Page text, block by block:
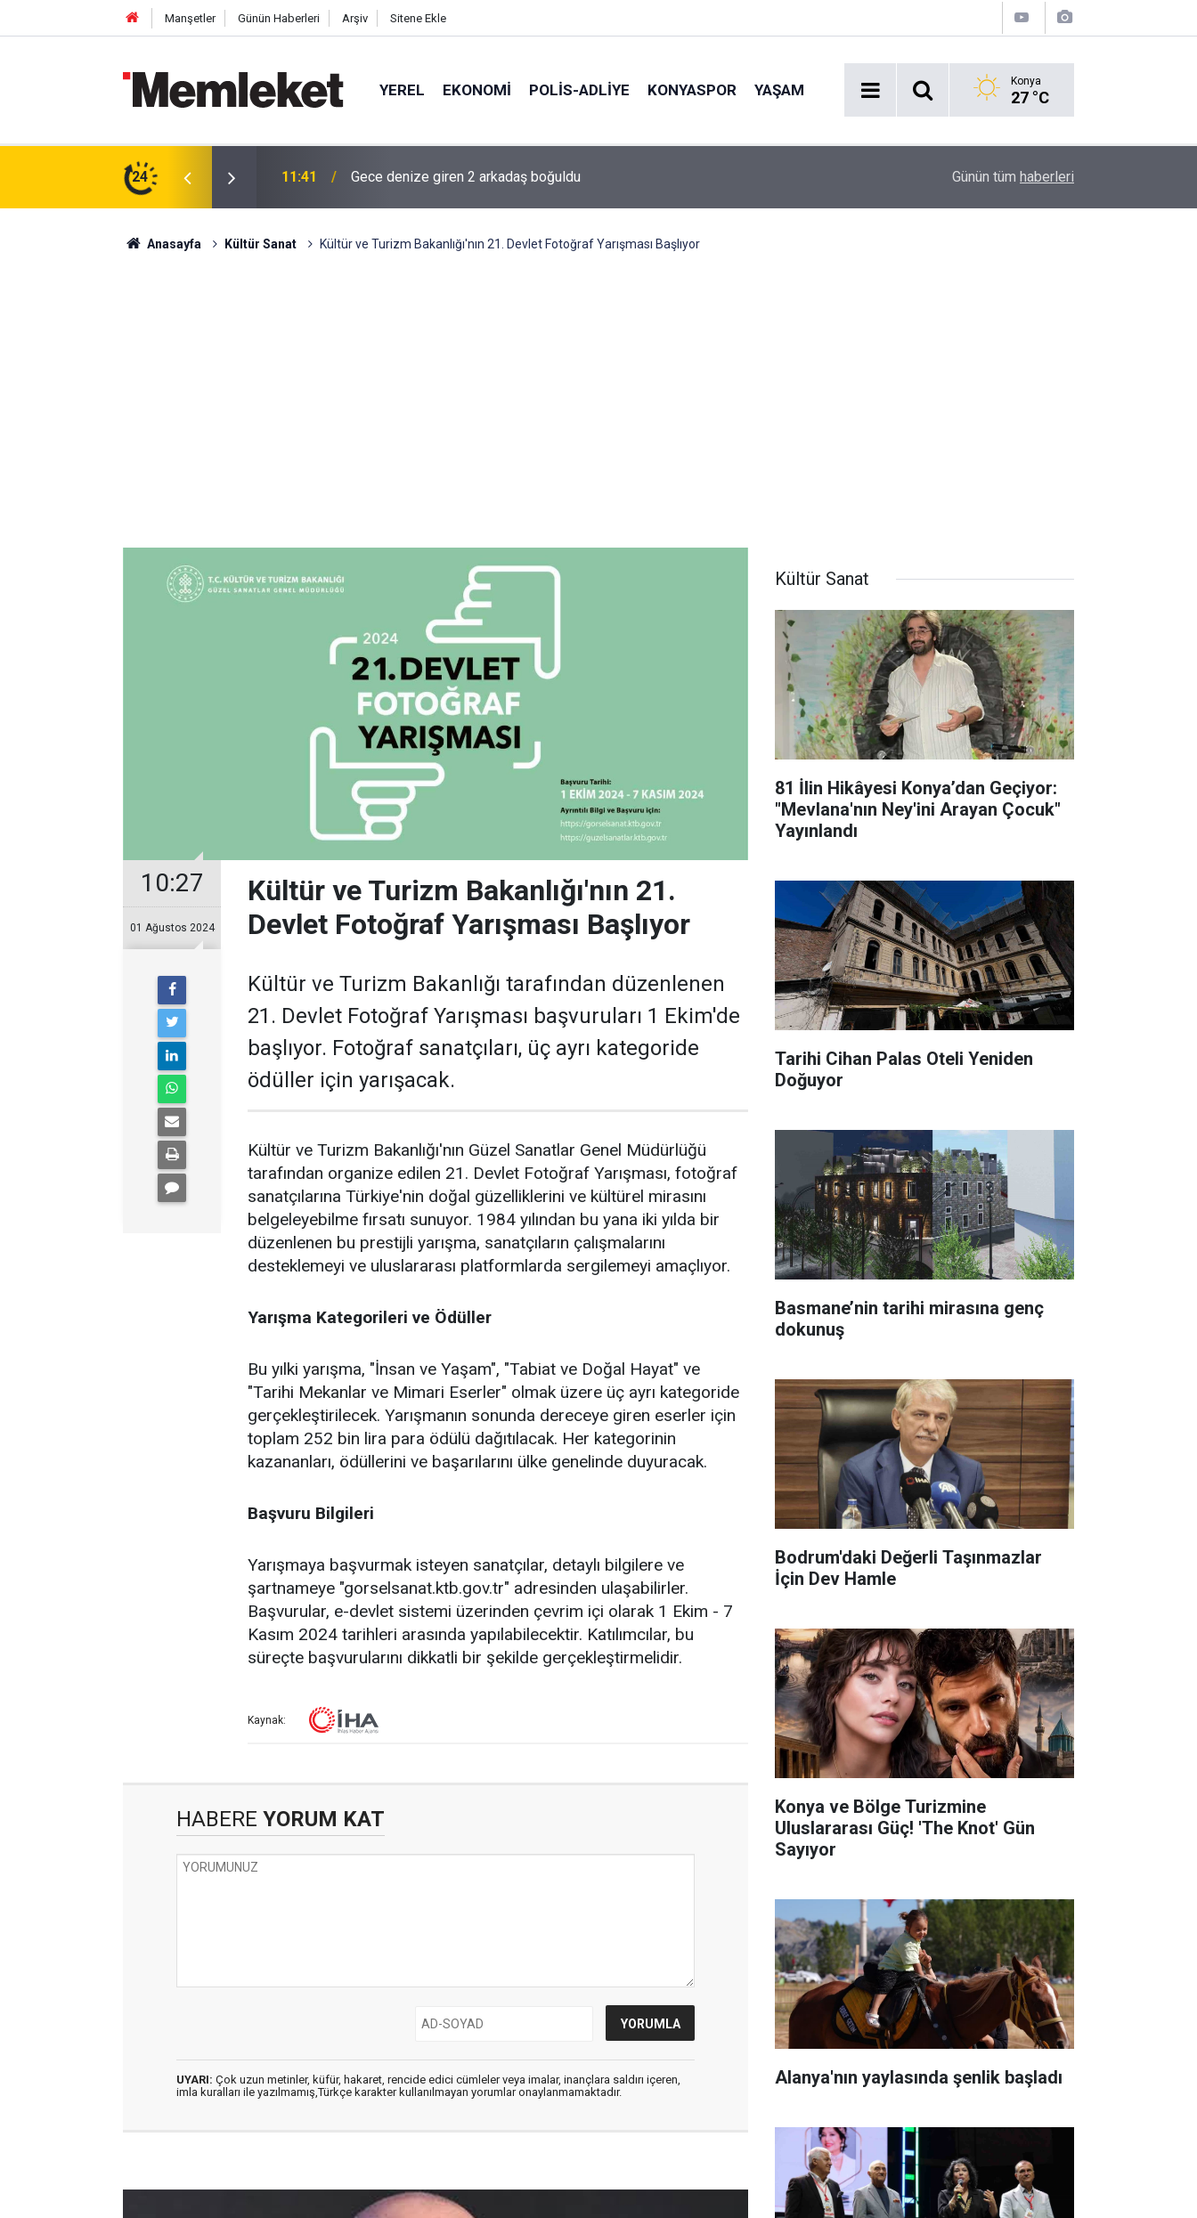
Manşetler Günün Haberleri Arşiv Sitene Ekle
YEREL EKONOMI POLİS-ADLİYE KONYASPOR YAŞAM Konya
27 °C
24 11:40
Kazandırıyor!
Transferi Tetikledi!
Günün tüm haberleri
Anasayfa Kültür Sanat Kültür ve Turizm Bakanlığı'nın 21. Devlet Fotoğraf Yarışması Başlıyor
10:27
01 Ağustos 2024
Kültür ve Turizm Bakanlığı'nın 21.
Devlet Fotoğraf Yarışması Başlıyor
Kültür ve Turizm Bakanlığı tarafından düzenlenen
21. Devlet Fotoğraf Yarışması başvuruları 1 Ekim'de
başlıyor. Fotoğraf sanatçıları, üç ayrı kategoride
ödüller için yarışacak.
Kültür ve Turizm Bakanlığı'nın Güzel Sanatlar Genel Müdürlüğü
tarafından organize edilen 21. Devlet Fotoğraf Yarışması, fotoğraf
sanatçılarına Türkiye'nin doğal güzelliklerini ve kültürel mirasını
belgeleyebilme fırsatı sunuyor. 1984 yılından bu yana iki yılda bir
düzenlenen bu prestijli yarışma, sanatçıların çalışmalarını
desteklemeyi ve uluslararası platformlarda sergilemeyi amaçlıyor.
Yarışma Kategorileri ve Ödüller
Bu yılki yarışma, "İnsan ve Yaşam", "Tabiat ve Doğal Hayat" ve
"Tarihi Mekanlar ve Mimari Eserler" olmak üzere üç ayrı kategoride
gerçekleştirilecek. Yarışmanın sonunda dereceye giren eserler için
toplam 252 bin lira para ödülü dağıtılacak. Her kategorinin
kazananları, ödüllerini ve başarılarını ülke genelinde duyuracak.
Başvuru Bilgileri
Yarışmaya başvurmak isteyen sanatçılar, detaylı bilgilere ve
şartnameye "gorselsanat.ktb.gov.tr" adresinden ulaşabilirler.
Başvurular, e-devlet sistemi üzerinden çevrim içi olarak 1 Ekim - 7
Kasım 2024 tarihleri arasında yapılabilecektir. Katılımcılar, bu
süreçte başvurularını dikkatli bir şekilde gerçekleştirmelidir.
Kaynak:
HABERE YORUM KAT
UYARI: Çok uzun metinler, küfür, hakaret, rencide edici cümleler veya imalar, inançlara saldırı içeren,
imla kuralları ile yazılmamış,Türkçe karakter kullanılmayan yorumlar onaylanmamaktadır.
Kültür Sanat
81 İlin Hikâyesi Konya’dan Geçiyor:
"Mevlana'nın Ney'ini Arayan Çocuk"
Yayınlandı
Tarihi Cihan Palas Oteli Yeniden
Doğuyor
Basmane’nin tarihi mirasına genç
dokunuş
Bodrum'daki Değerli Taşınmazlar
İçin Dev Hamle
Konya ve Bölge Turizmine
Uluslararası Güç! 'The Knot' Gün
Sayıyor
Alanya'nın yaylasında şenlik başladı